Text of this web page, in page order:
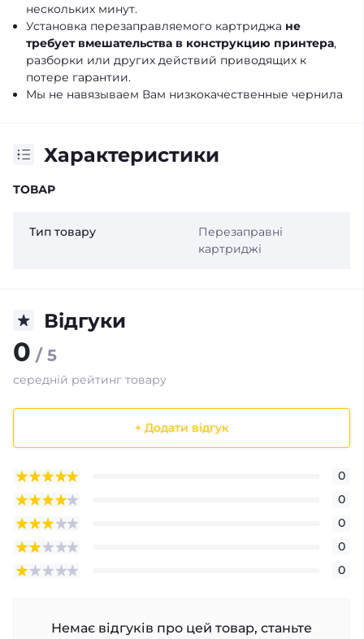
нескольких минут.
Установка перезаправляемого картриджа не
требует вмешательства в конструкцию принтера,
разборки или других действий приводящих к
потере гарантии.
Мы не навязываем Вам низкокачественные чернила
Характеристики
ТОВАР
Тип товару
Перезаправні
картриджі
Відгуки
0 / 5
середній рейтинг товару
+ Додати відгук
0
0
0
0
0
Немає відгуків про цей товар, станьте